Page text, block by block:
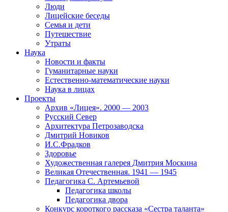
Люди
Лицейские беседы
Семья и дети
Путешествие
Утраты
Наука
Новости и факты
Гуманитарные науки
Естественно-математические науки
Наука в лицах
Проекты
Архив «Лицея». 2000 — 2003
Русский Север
Архитектура Петрозаводска
Дмитрий Новиков
И.С.Фрадков
Здоровье
Художественная галерея Дмитрия Москина
Великая Отечественная. 1941 — 1945
Педагогика С. Артемьевой
Педагогика школы
Педагогика двора
Конкурс короткого рассказа «Сестра таланта»